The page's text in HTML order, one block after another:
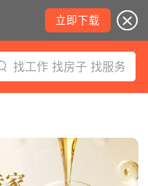
立即下载
找工作 找房子 找服务